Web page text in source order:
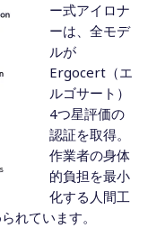
ー式アイロナ
ーは、全モデ
ルが
Ergocert（エ
ルゴサート）
4つ星評価の
認証を取得。
作業者の身体
的負担を最小
化する人間工
れています。